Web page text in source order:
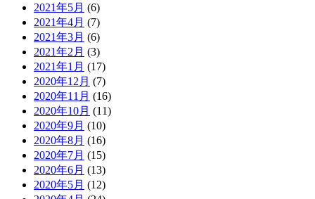
2021年5月 (6)
2021年4月 (7)
2021年3月 (6)
2021年2月 (3)
2021年1月 (17)
2020年12月 (7)
2020年11月 (16)
2020年10月 (11)
2020年9月 (10)
2020年8月 (16)
2020年7月 (15)
2020年6月 (13)
2020年5月 (12)